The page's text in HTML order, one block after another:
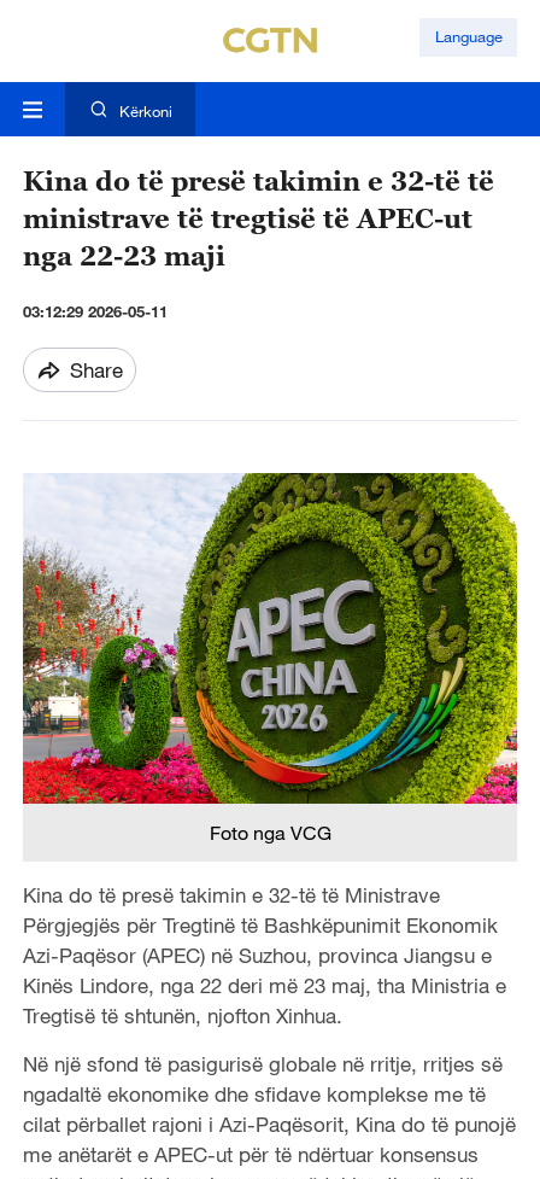
Language
Kërkoni
Kina do të presë takimin e 32-të të
ministrave të tregtisë të APEC-ut
nga 22-23 maji
03:12:29 2026-05-11
Share
Foto nga VCG
Kina do të presë takimin e 32-të të Ministrave
Përgjegjës për Tregtinë të Bashkëpunimit Ekonomik
Azi-Paqësor (APEC) në Suzhou, provinca Jiangsu e
Kinës Lindore, nga 22 deri më 23 maj, tha Ministria e
Tregtisë të shtunën, njofton Xinhua.
Në një sfond të pasigurisë globale në rritje, rritjes së
ngadaltë ekonomike dhe sfidave komplekse me të
cilat përballet rajoni i Azi-Paqësorit, Kina do të punojë
me anëtarët e APEC-ut për të ndërtuar konsensus